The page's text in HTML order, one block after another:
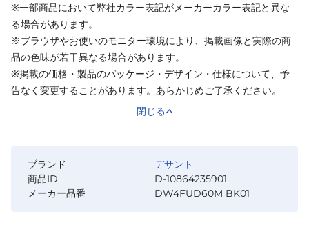
※一部商品において弊社カラー表記がメーカーカラー表記と異な
る場合があります。
※ブラウザやお使いのモニター環境により、掲載画像と実際の商
品の色味が若干異なる場合があります。
※掲載の価格・製品のパッケージ・デザイン・仕様について、予
告なく変更することがあります。あらかじめご了承ください。
閉じる
ブランド
デサント
商品ID
D-10864235901
メーカー品番
DW4FUD60M BK01